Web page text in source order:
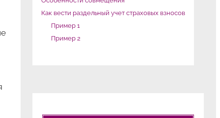
Как вести раздельный учет страховых взносов
Пример 1
Пример 2